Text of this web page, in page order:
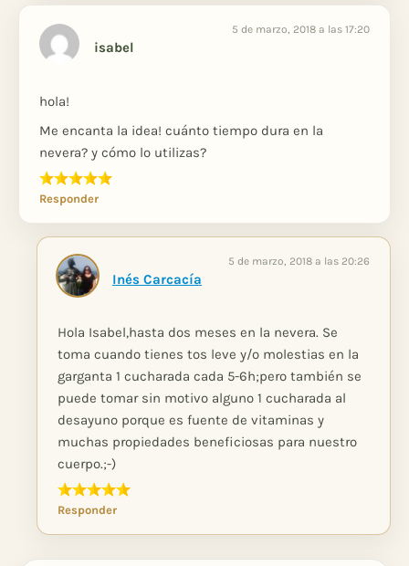
isabel
5 de marzo, 2018 a las 17:20
hola!
Me encanta la idea! cuánto tiempo dura en la
nevera? y cómo lo utilizas?
Responder
Inés Carcacía
5 de marzo, 2018 a las 20:26
Hola Isabel,hasta dos meses en la nevera. Se
toma cuando tienes tos leve y/o molestias en la
garganta 1 cucharada cada 5-6h;pero también se
puede tomar sin motivo alguno 1 cucharada al
desayuno porque es fuente de vitaminas y
muchas propiedades beneficiosas para nuestro
cuerpo.;-)
Responder